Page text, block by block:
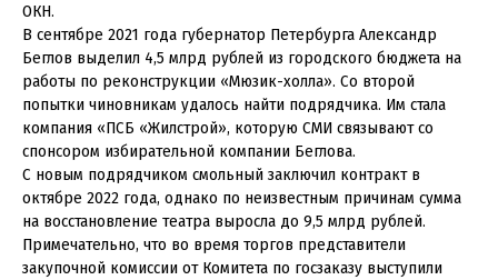
ОКН.
В сентябре 2021 года губернатор Петербурга Александр
Беглов выделил 4,5 млрд рублей из городского бюджета на
работы по реконструкции «Мюзик-холла». Со второй
попытки чиновникам удалось найти подрядчика. Им стала
компания «ПСБ «Жилстрой», которую СМИ связывают со
спонсором избирательной компании Беглова.
С новым подрядчиком смольный заключил контракт в
октябре 2022 года, однако по неизвестным причинам сумма
на восстановление театра выросла до 9,5 млрд рублей.
Примечательно, что во время торгов представители
закупочной комиссии от Комитета по госзаказу выступили